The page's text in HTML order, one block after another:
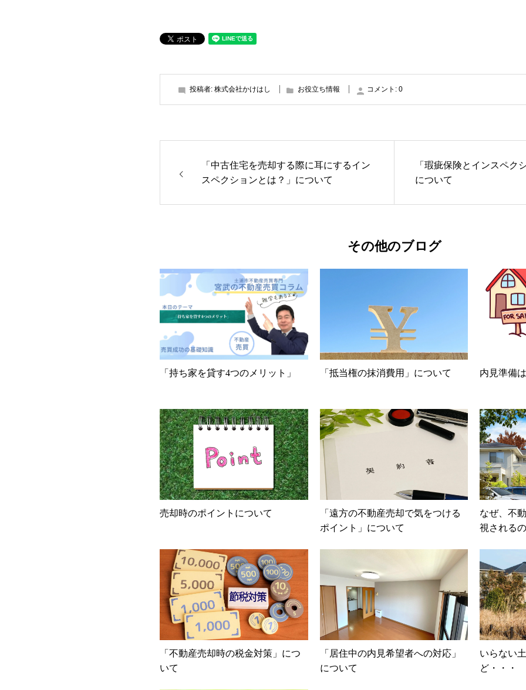
投稿者: 株式会社かけはし お役立ち情報 コメント: 0
「中古住宅を売却する際に耳にするイン
スペクションとは？」について
「瑕疵保険とインスペク
について
その他のブログ
「持ち家を貸す4つのメリット」 「抵当権の抹消費用」について 内見準備
売却時のポイントについて
「遠方の不動産売却で気をつける
ポイント」について
なぜ、不
視される
「不動産売却時の税金対策」につ
いて
「居住中の内見希望者への対応」
について
いらない
ど・・・